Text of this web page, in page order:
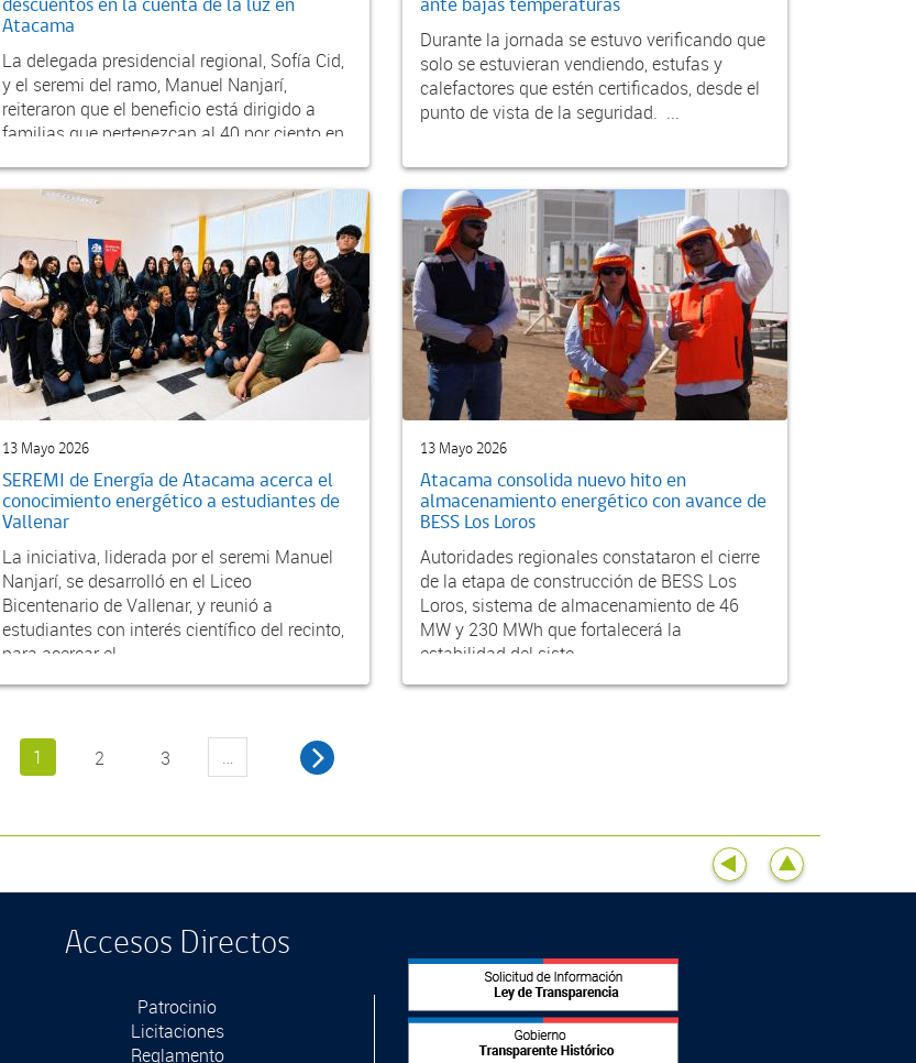
descuentos en la cuenta de la luz en
Atacama
La delegada presidencial regional, Sofía Cid,
y el seremi del ramo, Manuel Nanjarí,
reiteraron que el beneficio está dirigido a
familias que pertenezcan al 40 por ciento en
ante bajas temperaturas
Durante la jornada se estuvo verificando que
solo se estuvieran vendiendo, estufas y
calefactores que estén certificados, desde el
punto de vista de la seguridad. ...
13 Mayo 2026
SEREMI de Energía de Atacama acerca el
conocimiento energético a estudiantes de
Vallenar
La iniciativa, liderada por el seremi Manuel
Nanjarí, se desarrolló en el Liceo
Bicentenario de Vallenar, y reunió a
estudiantes con interés científico del recinto,
para acercar el...
13 Mayo 2026
Atacama consolida nuevo hito en
almacenamiento energético con avance de
BESS Los Loros
Autoridades regionales constataron el cierre
de la etapa de construcción de BESS Los
Loros, sistema de almacenamiento de 46
MW y 230 MWh que fortalecerá la
estabilidad del siste...
1 2 3 …
Accesos Directos
Patrocinio
Licitaciones
Reglamento